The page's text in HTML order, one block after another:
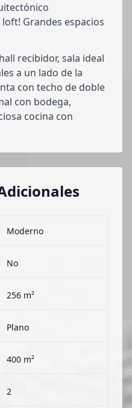
Grandes espacios
recibidor, sala ideal
a un lado de la
con techo de doble
con bodega,
cocina con
Moderno
No
256 m²
Plano
400 m²
2